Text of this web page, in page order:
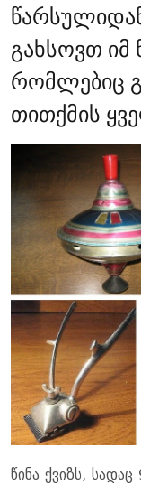
გახსოვთ იმ
რომლებიც
თითქმის
წინა ქვიზს,